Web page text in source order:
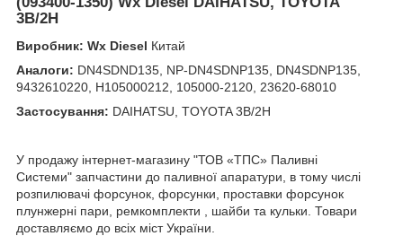
3B/2H
Виробник: Wx Diesel Китай
Аналоги: DN4SDND135, NP-DN4SDNP135, DN4SDNP135,
9432610220, H105000212, 105000-2120, 23620-68010
Застосування: DAIHATSU, TOYOTA 3B/2H
У продажу інтернет-магазину "ТОВ «ТПС» Паливні
Системи" запчастини до паливної апаратури, в тому числі
розпилювачі форсунок, форсунки, проставки форсунок
плунжерні пари, ремкомплекти , шайби та кульки. Товари
доставляємо до всіх міст України.